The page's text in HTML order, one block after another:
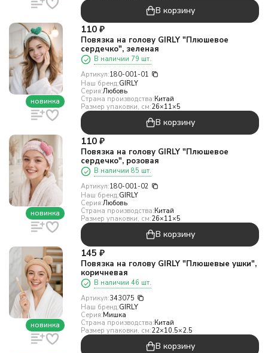
В корзину
новинка
110 ₽
Повязка на голову GIRLY "Плюшевое
сердечко", зеленая
В наличии 79 шт.
Артикул:180-001-01
Наш бренд:GIRLY
Серия:Любовь
Страна производства:Китай
Размер упаковки, см:26×11×5
В корзину
новинка
110 ₽
Повязка на голову GIRLY "Плюшевое
сердечко", розовая
В наличии 85 шт.
Артикул:180-001-02
Наш бренд:GIRLY
Серия:Любовь
Страна производства:Китай
Размер упаковки, см:26×11×5
В корзину
новинка
145 ₽
Повязка на голову GIRLY "Плюшевые ушки",
коричневая
В наличии 46 шт.
Артикул:343075
Наш бренд:GIRLY
Серия:Мишка
Страна производства:Китай
Размер упаковки, см:22×10.5×2.5
В корзину